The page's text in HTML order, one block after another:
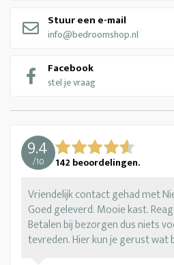
Stuur een e-mail
info@bedroomshop.nl
Facebook
stel je vraag
9.4
/10 142 beoordelingen.
Vriendelijk contact gehad met
Goed geleverd. Mooie kast.
Betalen bij bezorgen dus niets
tevreden. Hier kun je gerust wat